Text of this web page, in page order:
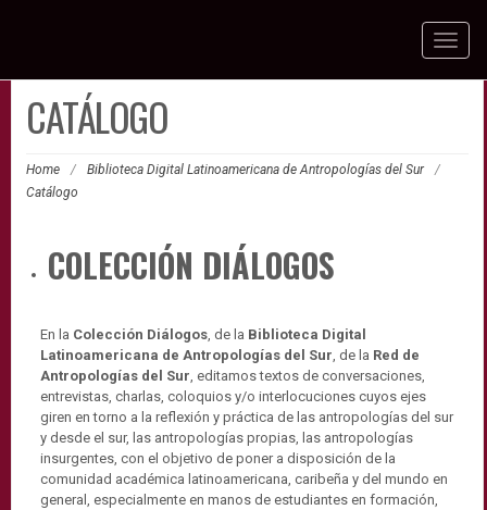
Toggle
CATÁLOGO
Home / Biblioteca Digital Latinoamericana de Antropologías del Sur
/
Catálogo
COLECCIÓN DIÁLOGOS
En la Colección Diálogos, de la Biblioteca Digital
Latinoamericana de Antropologías del Sur, de la Red de
Antropologías del Sur, editamos textos de conversaciones,
entrevistas, charlas, coloquios y/o interlocuciones cuyos ejes
giren en torno a la reflexión y práctica de las antropologías del sur
y desde el sur, las antropologías propias, las antropologías
insurgentes, con el objetivo de poner a disposición de la
comunidad académica latinoamericana, caribeña y del mundo en
general, especialmente en manos de estudiantes en formación,